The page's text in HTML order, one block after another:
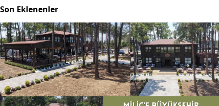
Son Eklenenler